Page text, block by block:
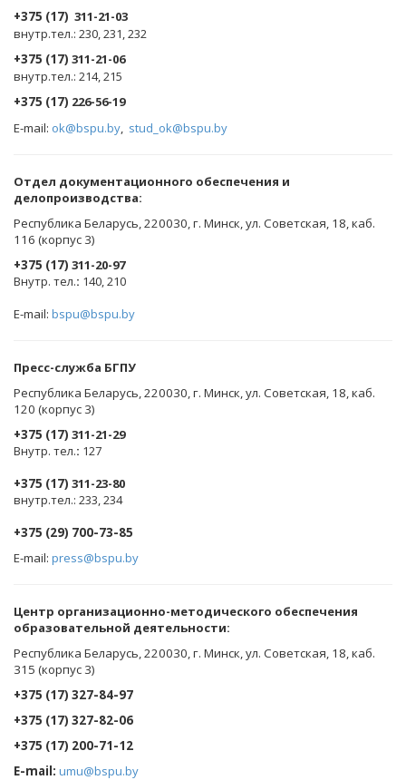
+375 (17) 311-21-03
внутр.тел.: 230, 231, 232
+375 (17) 311-21-06
внутр.тел.: 214, 215
+375 (17) 226-56-19
E-mail: ok@bspu.by, stud_ok@bspu.by
Oтдел документационного обеспечения и
делопроизводства:
Республика Беларусь, 220030, г. Минск, ул. Советская, 18, каб.
116 (корпус 3)
+375 (17) 311-20-97
Внутр. тел.: 140, 210
E-mail: bspu@bspu.by
Пресс-служба БГПУ
Республика Беларусь, 220030, г. Минск, ул. Советская, 18, каб.
120 (корпус 3)
+375 (17) 311-21-29
Внутр. тел.: 127
+375 (17) 311-23-80
внутр.тел.: 233, 234
+375 (29) 700-73-85
E-mail: press@bspu.by
Центр организационно-методического обеспечения
образовательной деятельности:
Республика Беларусь, 220030, г. Минск, ул. Советская, 18, каб.
315 (корпус 3)
+375 (17) 327-84-97
+375 (17) 327-82-06
+375 (17) 200-71-12
E-mail: umu@bspu.by